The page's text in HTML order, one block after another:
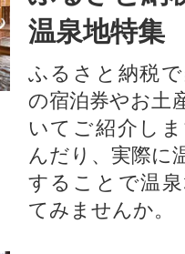
温泉地特集
ふるさと納税
の宿泊券やお土
いてご紹介し
んだり、実際に
することで温
てみませんか。